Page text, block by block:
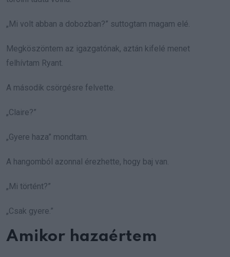
„Mi volt abban a dobozban?” suttogtam magam elé.
Megköszöntem az igazgatónak, aztán kifelé menet
felhívtam Ryant.
A második csörgésre felvette.
„Claire?”
„Gyere haza” mondtam.
A hangomból azonnal érezhette, hogy baj van.
„Mi történt?”
„Csak gyere.”
Amikor hazaértem